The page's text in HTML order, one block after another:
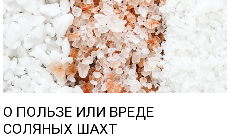
О ПОЛЬЗЕ ИЛИ ВРЕДЕ
СОЛЯНЫХ ШАХТ